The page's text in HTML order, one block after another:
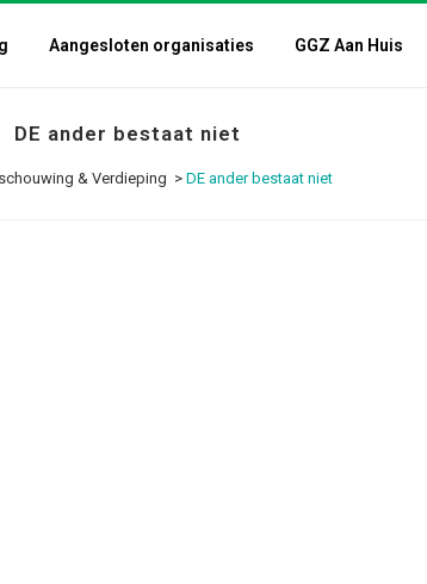
Aangesloten organisaties GGZ Aan Huis
DE ander bestaat niet
& Verdieping > DE ander bestaat niet